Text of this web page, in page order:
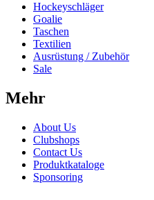
Hockeyschläger
Goalie
Taschen
Textilien
Ausrüstung / Zubehör
Sale
Mehr
About Us
Clubshops
Contact Us
Produktkataloge
Sponsoring